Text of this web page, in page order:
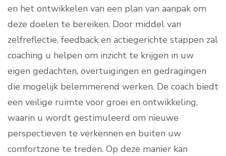
en het ontwikkelen van een plan van aanpak om
deze doelen te bereiken. Door middel van
zelfreflectie, feedback en actiegerichte stappen zal
coaching u helpen om inzicht te krijgen in uw
eigen gedachten, overtuigingen en gedragingen
die mogelijk belemmerend werken. De coach biedt
een veilige ruimte voor groei en ontwikkeling,
waarin u wordt gestimuleerd om nieuwe
perspectieven te verkennen en buiten uw
comfortzone te treden. Op deze manier kan